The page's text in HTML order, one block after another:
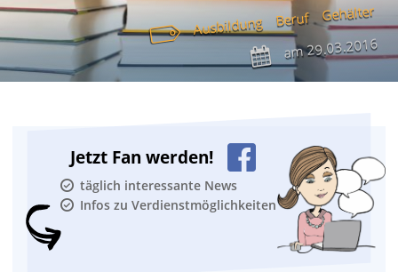
Ausbildung Beruf Gehälter
am29.03.2016
Jetzt Fan werden!
täglich interessante News
Infos zu Verdienstmöglichkeiten